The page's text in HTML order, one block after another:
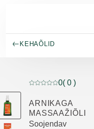
KEHAÕLID
Praegune
0( 0 )
ARNIKAGA
MASSAAŽIÕLI
Soojendav